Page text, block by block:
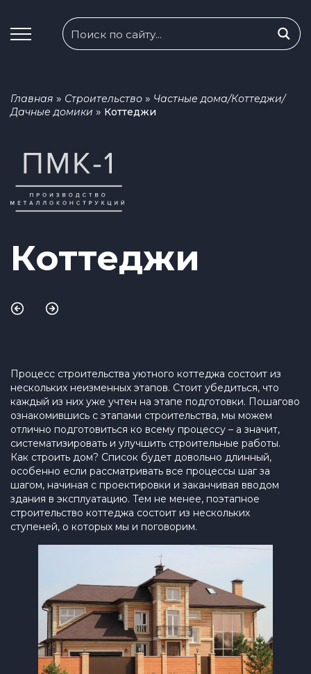
Главная » Строительство » Частные дома/Коттеджи/
Дачные домики » Коттеджи
Коттеджи
Процесс строительства уютного коттеджа состоит из
нескольких неизменных этапов. Стоит убедиться, что
каждый из них уже учтен на этапе подготовки. Пошагово
ознакомившись с этапами строительства, мы можем
отлично подготовиться ко всему процессу – а значит,
систематизировать и улучшить строительные работы.
Как строить дом? Список будет довольно длинный,
особенно если рассматривать все процессы шаг за
шагом, начиная с проектировки и заканчивая вводом
здания в эксплуатацию. Тем не менее, поэтапное
строительство коттеджа состоит из нескольких
ступеней, о которых мы и поговорим.